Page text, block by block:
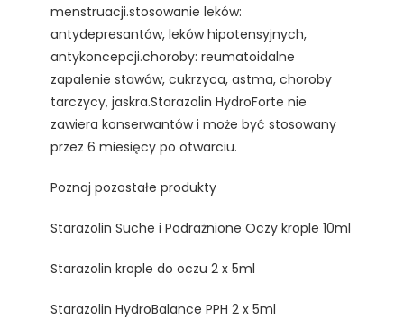
menstruacji.stosowanie leków:
antydepresantów, leków hipotensyjnych,
antykoncepcji.choroby: reumatoidalne
zapalenie stawów, cukrzyca, astma, choroby
tarczycy, jaskra.Starazolin HydroForte nie
zawiera konserwantów i może być stosowany
przez 6 miesięcy po otwarciu.
Poznaj pozostałe produkty
Starazolin Suche i Podrażnione Oczy krople 10ml
Starazolin krople do oczu 2 x 5ml
Starazolin HydroBalance PPH 2 x 5ml